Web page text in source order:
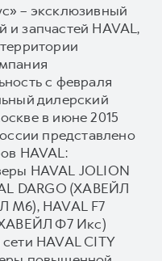
– эксклюзивный
запчастей HAVAL,
с февраля
дилерский
в июне 2015
представлено
HAVAL:
HAVAL JOLION
DARGO (ХАВЕЙЛ
HAVAL F7
Ф7 Икс)
HAVAL CITY